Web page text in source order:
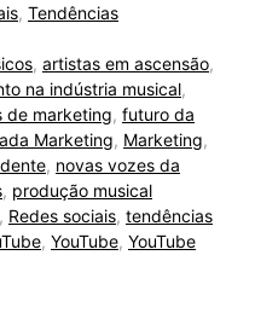
, Tendências
, artistas em ascensão,
na indústria musical,
de marketing, futuro da
Marketing, Marketing,
, novas vozes da
, produção musical
, Redes sociais, tendências
, YouTube, YouTube